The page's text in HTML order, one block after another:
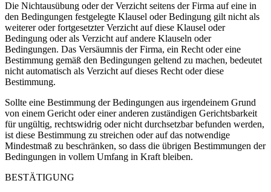
Die Nichtausübung oder der Verzicht seitens der Firma auf eine in
den Bedingungen festgelegte Klausel oder Bedingung gilt nicht als
weiterer oder fortgesetzter Verzicht auf diese Klausel oder
Bedingung oder als Verzicht auf andere Klauseln oder
Bedingungen. Das Versäumnis der Firma, ein Recht oder eine
Bestimmung gemäß den Bedingungen geltend zu machen, bedeutet
nicht automatisch als Verzicht auf dieses Recht oder diese
Bestimmung.
Sollte eine Bestimmung der Bedingungen aus irgendeinem Grund
von einem Gericht oder einer anderen zuständigen Gerichtsbarkeit
für ungültig, rechtswidrig oder nicht durchsetzbar befunden werden,
ist diese Bestimmung zu streichen oder auf das notwendige
Mindestmaß zu beschränken, so dass die übrigen Bestimmungen der
Bedingungen in vollem Umfang in Kraft bleiben.
BESTÄTIGUNG